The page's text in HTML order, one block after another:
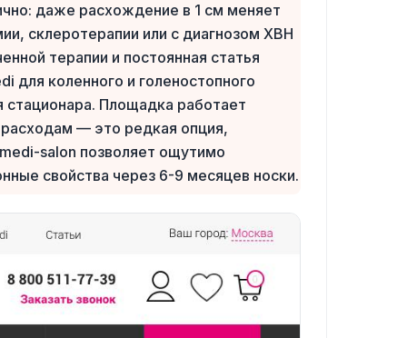
даже расхождение в 1 см меняет
склеротерапии или с диагнозом ХВН
терапии и постоянная статья
для коленного и голеностопного
стационара. Площадка работает
— это редкая опция,
salon позволяет ощутимо
свойства через 6-9 месяцев носки.